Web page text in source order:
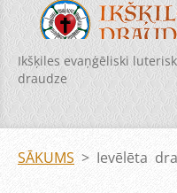
Ikšķiles evaņģēliski
draudze
SĀKUMS > Ievēlēta